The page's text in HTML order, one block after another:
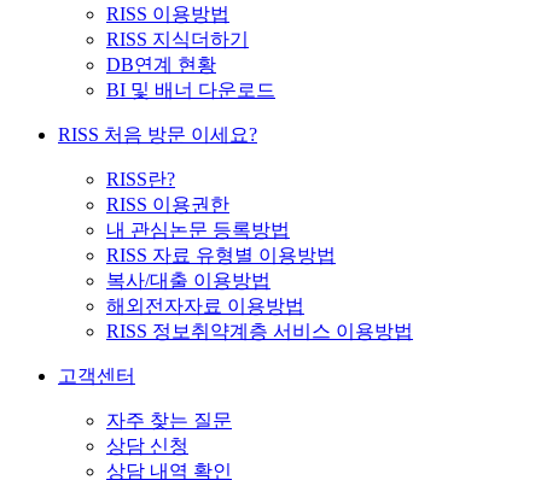
RISS 이용방법
RISS 지식더하기
DB연계 현황
BI 및 배너 다운로드
RISS 처음 방문 이세요?
RISS란?
RISS 이용권한
내 관심논문 등록방법
RISS 자료 유형별 이용방법
복사/대출 이용방법
해외전자자료 이용방법
RISS 정보취약계층 서비스 이용방법
고객센터
자주 찾는 질문
상담 신청
상담 내역 확인